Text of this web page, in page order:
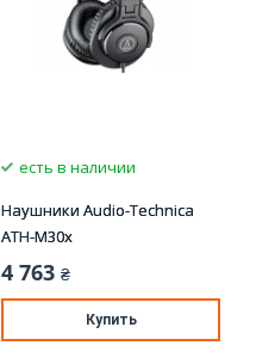
есть в наличии
Наушники Audio-Technica
ATH-M30x
4 763 ₴
Купить